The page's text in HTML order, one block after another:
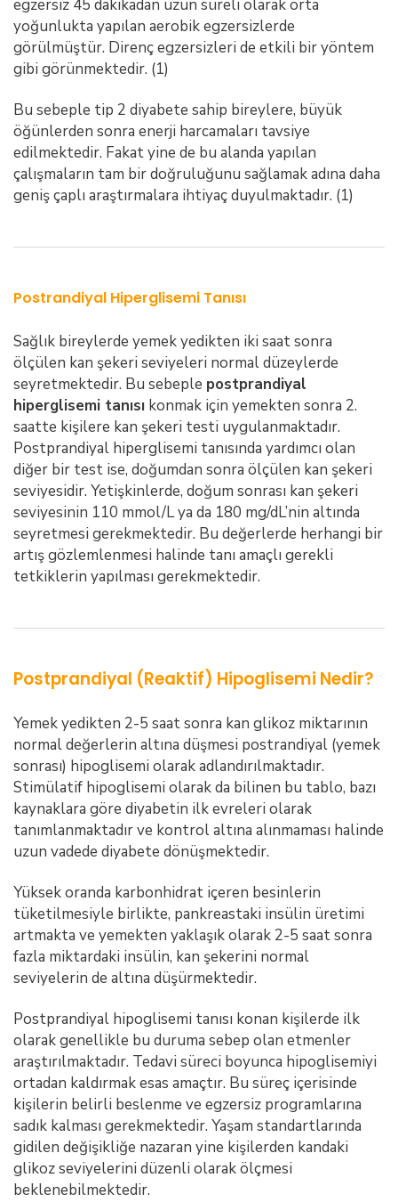
egzersiz 45 dakikadan uzun süreli olarak orta
yoğunlukta yapılan aerobik egzersizlerde
görülmüştür. Direnç egzersizleri de etkili bir yöntem
gibi görünmektedir. (1)
Bu sebeple tip 2 diyabete sahip bireylere, büyük
öğünlerden sonra enerji harcamaları tavsiye
edilmektedir. Fakat yine de bu alanda yapılan
çalışmaların tam bir doğruluğunu sağlamak adına daha
geniş çaplı araştırmalara ihtiyaç duyulmaktadır. (1)
Postrandiyal Hiperglisemi Tanısı
Sağlık bireylerde yemek yedikten iki saat sonra
ölçülen kan şekeri seviyeleri normal düzeylerde
seyretmektedir. Bu sebeple postprandiyal
hiperglisemi tanısı konmak için yemekten sonra 2.
saatte kişilere kan şekeri testi uygulanmaktadır.
Postprandiyal hiperglisemi tanısında yardımcı olan
diğer bir test ise, doğumdan sonra ölçülen kan şekeri
seviyesidir. Yetişkinlerde, doğum sonrası kan şekeri
seviyesinin 110 mmol/L ya da 180 mg/dL’nin altında
seyretmesi gerekmektedir. Bu değerlerde herhangi bir
artış gözlemlenmesi halinde tanı amaçlı gerekli
tetkiklerin yapılması gerekmektedir.
Postprandiyal (Reaktif) Hipoglisemi Nedir?
Yemek yedikten 2-5 saat sonra kan glikoz miktarının
normal değerlerin altına düşmesi postrandiyal (yemek
sonrası) hipoglisemi olarak adlandırılmaktadır.
Stimülatif hipoglisemi olarak da bilinen bu tablo, bazı
kaynaklara göre diyabetin ilk evreleri olarak
tanımlanmaktadır ve kontrol altına alınmaması halinde
uzun vadede diyabete dönüşmektedir.
Yüksek oranda karbonhidrat içeren besinlerin
tüketilmesiyle birlikte, pankreastaki insülin üretimi
artmakta ve yemekten yaklaşık olarak 2-5 saat sonra
fazla miktardaki insülin, kan şekerini normal
seviyelerin de altına düşürmektedir.
Postprandiyal hipoglisemi tanısı konan kişilerde ilk
olarak genellikle bu duruma sebep olan etmenler
araştırılmaktadır. Tedavi süreci boyunca hipoglisemiyi
ortadan kaldırmak esas amaçtır. Bu süreç içerisinde
kişilerin belirli beslenme ve egzersiz programlarına
sadık kalması gerekmektedir. Yaşam standartlarında
gidilen değişikliğe nazaran yine kişilerden kandaki
glikoz seviyelerini düzenli olarak ölçmesi
beklenebilmektedir.